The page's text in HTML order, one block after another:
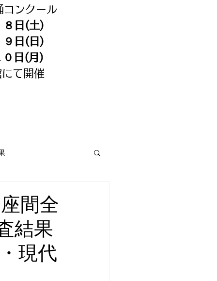
ンクール
日(土)
日(日)
０日(月)
て開催
間全
結果
現代